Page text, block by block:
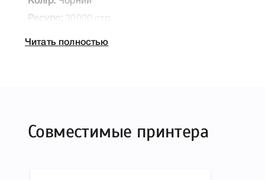
Ресурс: 30000 стр.
Тип картриджа:
К Kyocera TK-8800K мы подготовили подробные
печатающей техники, к которому подходит Kyocera
Читать полностью
Совместимые принтера